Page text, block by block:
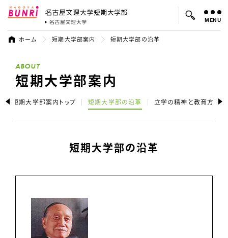
名古屋文理大学 短期大学部
よく検索されているキーワード：
MENU
ホーム 短期大学部案内 短期大学部の沿革
ABOUT
短期大学部案内
短期大学部案内トップ 短期大学部の沿革 立学の精神と教育方針
短期大学部の沿革